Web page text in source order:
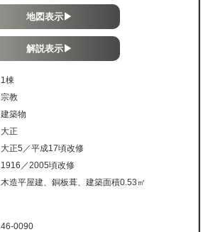
地図表示▶
解説表示▶
1棟
宗教
建築物
大正
大正5／平成17頃改修
1916／2005頃改修
木造平屋建、銅板葺、建築面積0.53㎡
46-0090